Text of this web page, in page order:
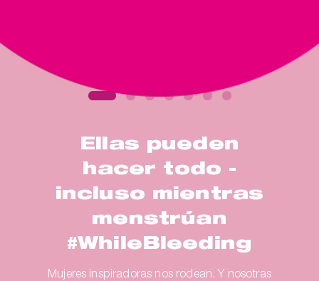
Ellas pueden
hacer todo -
incluso mientras
menstrúan
#WhileBleeding
Mujeres inspiradoras nos rodean. Y nosotras